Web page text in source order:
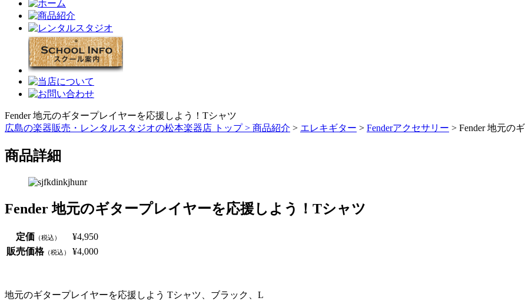
Fender 地元のギタープレイヤーを応援しよう！Tシャツ
広島の楽器販売・レンタルスタジオの松本楽器店 トップ > 商品紹介 > エレキギター > Fenderアクセサリー > Fender 地元の
商品詳細
Fender 地元のギタープレイヤーを応援しよう！Tシャツ
定価 （税込）
¥4,950
販売価格（税込） ¥4,000
地元のギタープレイヤーを応援しよう Tシャツ、ブラック、L